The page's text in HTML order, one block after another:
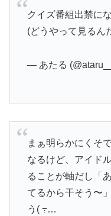
クイズ番組出禁に
(どうやって見るん
— あたる
まぁ明らかにくそ
なるけど、アイド
ることが軸だし「
てるから干そう〜
う( ߹…